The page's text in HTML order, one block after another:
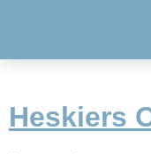
Heskiers